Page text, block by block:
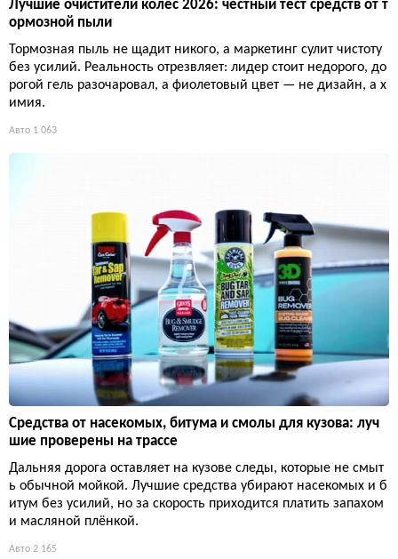
Лучшие очистители колёс 2026: честный тест средств от т
ормозной пыли
Тормозная пыль не щадит никого, а маркетинг сулит чистоту
без усилий. Реальность отрезвляет: лидер стоит недорого, до
рогой гель разочаровал, а фиолетовый цвет — не дизайн, а х
имия.
Авто 1 063
Средства от насекомых, битума и смолы для кузова: луч
шие проверены на трассе
Дальняя дорога оставляет на кузове следы, которые не смыт
ь обычной мойкой. Лучшие средства убирают насекомых и б
итум без усилий, но за скорость приходится платить запахом
и масляной плёнкой.
Авто 2 165